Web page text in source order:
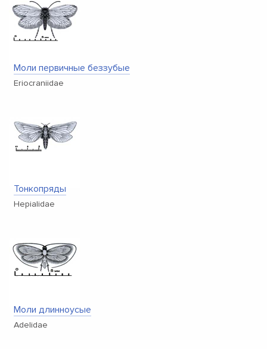
Моли первичные беззубые
Eriocraniidae
Тонкопряды
Hepialidae
Моли длинноусые
Adelidae